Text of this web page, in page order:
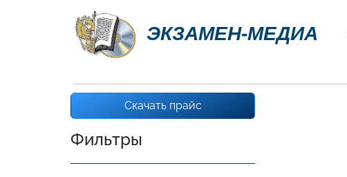
ЭКЗАМЕН-МЕДИА
Скачать прайс
Фильтры